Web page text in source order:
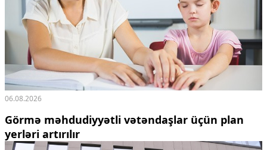
06.08.2026
Görmə məhdudiyyətli vətəndaşlar üçün plan
yerləri artırılır